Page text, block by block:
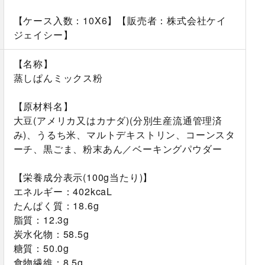
【ケース入数：10X6】【販売者：株式会社ケイ
ジェイシー】
【名称】
蒸しぱんミックス粉
【原材料名】
大豆(アメリカ又はカナダ)(分別生産流通管理済
み)、うるち米、マルトデキストリン、コーンスタ
ーチ、黒ごま、粉末あん／ベーキングパウダー
【栄養成分表示(100g当たり)】
エネルギー：402kcaL
たんぱく質：18.6g
脂質：12.3g
炭水化物：58.5g
糖質：50.0g